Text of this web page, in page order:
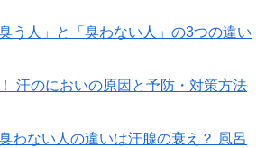
う人」と「臭わない人」の3つの違い
汗のにおいの原因と予防・対策方法
わない人の違いは汗腺の衰え？ 風呂